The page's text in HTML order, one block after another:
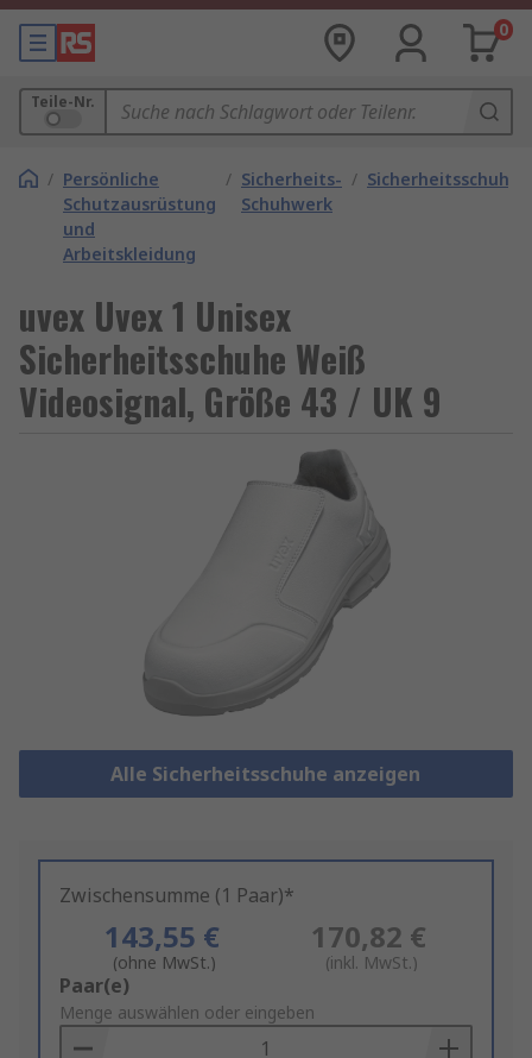
0
Teile-Nr.
/ Persönliche
Schutzausrüstung
und
Arbeitskleidung
/ Sicherheits-
Schuhwerk
/ Sicherheitsschuhe
uvex Uvex 1 Unisex
Sicherheitsschuhe Weiß
Videosignal, Größe 43 / UK 9
Alle Sicherheitsschuhe anzeigen
Zwischensumme (1 Paar)*
143,55 €
(ohne MwSt.)
170,82 €
(inkl. MwSt.)
Add
to
Basket
Paar(e)
Menge auswählen oder eingeben